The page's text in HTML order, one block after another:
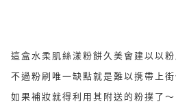
這盒水柔肌絲漾粉餅久美會建以以
不過粉刷唯一缺點就是難以携帶上
如果補妝就得利用其附送的粉撲了～